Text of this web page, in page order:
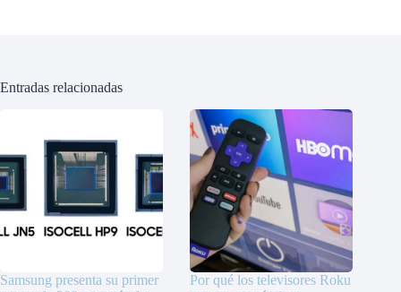
Entradas relacionadas
Samsung presenta su primer
Por qué los televisores Roku